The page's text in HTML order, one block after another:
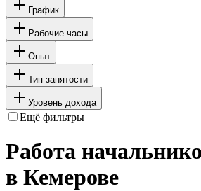
График
Рабочие часы
Опыт
Тип занятости
Уровень дохода
Ещё фильтры
Работа
в Кемерове